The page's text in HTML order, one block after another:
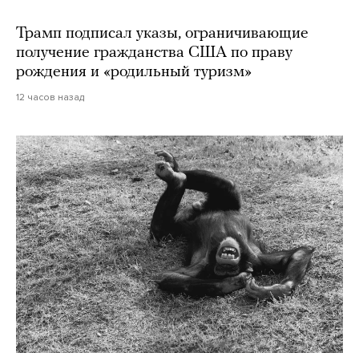
Трамп подписал указы, ограничивающие
получение гражданства США по праву
рождения и «родильный туризм»
12 часов назад